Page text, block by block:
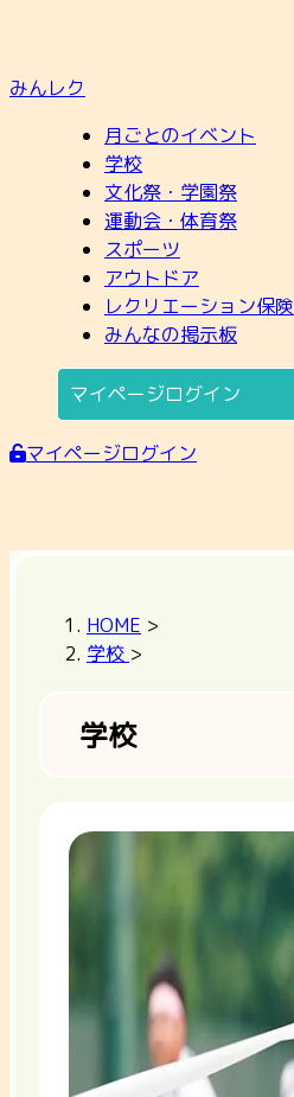
みんレク
月ごとのイベント
学校
文化祭・学園祭
運動会・体育祭
スポーツ
アウトドア
レクリエーション保険
みんなの掲示板
マイページログイン
マイページログイン
HOME >
学校 >
学校